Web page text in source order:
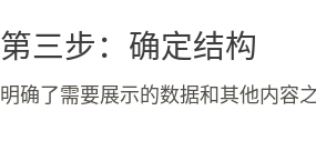
第三步：确定结构
明确了需要展示的数据和其他内容